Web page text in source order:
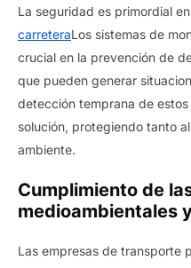
La seguridad es primordial
carreteraLos sistemas de
crucial en la prevención de
que pueden generar
detección temprana de
solución, protegiendo tanto
ambiente.
Cumplimiento de
medioambientales
Las empresas de transporte